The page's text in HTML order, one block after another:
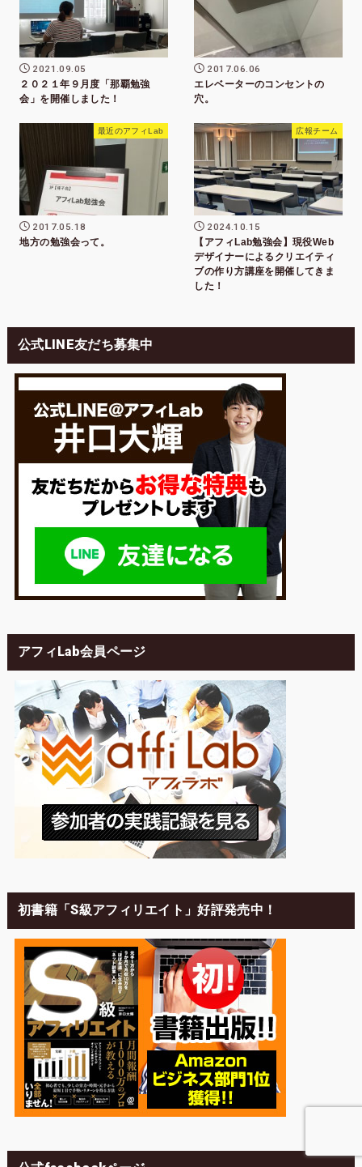
2021.09.05
２０２１年９月度「那覇勉強
会」を開催しました！
2017.06.06
エレベーターのコンセントの
穴。
最近のアフィLab
2017.05.18
地方の勉強会って。
広報チーム
2024.10.15
【アフィLab勉強会】現役Web
デザイナーによるクリエイティ
ブの作り方講座を開催してきま
した！
公式LINE友だち募集中
アフィLab会員ページ
初書籍「S級アフィリエイト」好評発売中！